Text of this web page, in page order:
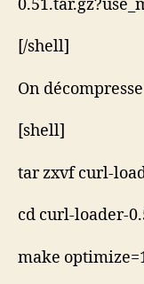
[/shell]
On
[shell]
tar zxvf curl-
cd curl-loader-
make